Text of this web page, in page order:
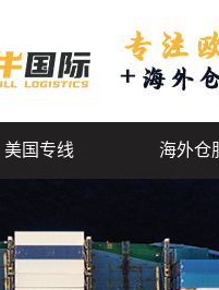
美国专线
美国空派
国特货渠道
国小包专线
海外仓